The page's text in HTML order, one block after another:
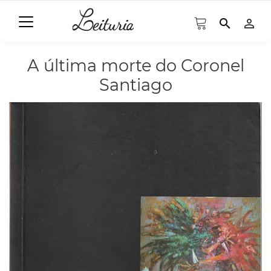
search person_outline
A última morte do Coronel
Santiago